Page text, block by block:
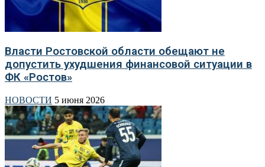
Власти Ростовской области обещают не
допустить ухудшения финансовой ситуации в
ФК «Ростов»
НОВОСТИ 5 июня 2026